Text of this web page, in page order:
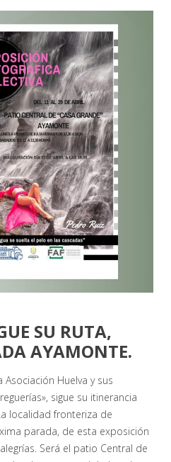
SU RUTA,
AYAMONTE.
Huelva y sus
sigue su itinerancia
localidad fronteriza de
parada, de esta exposición
Será el patio Central de